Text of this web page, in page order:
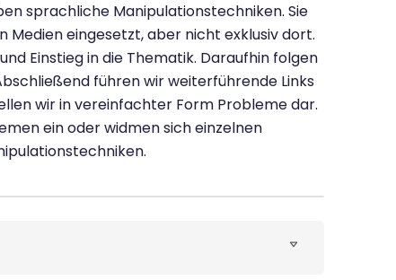
sprachliche Manipulationstechniken. Sie
eingesetzt, aber nicht exklusiv dort.
Einstieg in die Thematik. Daraufhin folgen
führen wir weiterführende Links
wir in vereinfachter Form Probleme dar.
ein oder widmen sich einzelnen